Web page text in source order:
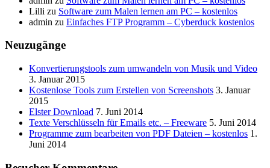
Lilli zu Software zum Malen lernen am PC – kostenlos
admin zu Einfaches FTP Programm – Cyberduck kostenlos
Neuzugänge
Konvertierungstools zum umwandeln von Musik und Video
3. Januar 2015
Kostenlose Tools zum Erstellen von Screenshots 3. Januar
2015
Elster Download 7. Juni 2014
Texte Verschlüsseln für Emails etc. – Freeware 5. Juni 2014
Programme zum bearbeiten von PDF Dateien – kostenlos 1.
Juni 2014